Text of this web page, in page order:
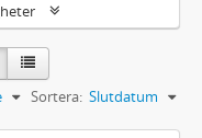
Sortera: Slutdatum